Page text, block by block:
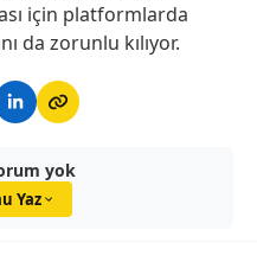
için platformlarda
da zorunlu kılıyor.
yok
Yaz